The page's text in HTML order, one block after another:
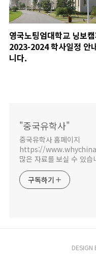
영국노팅엄대학교 닝보
2023-2024 학사일정 안
니다.
"중국유학사"
중국유학사 홈페이지
https://
많은 자료를 보실 수 있습
구독하기
DESIGN